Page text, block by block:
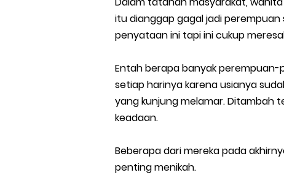
itu dianggap gagal jadi
penyataan ini tapi ini cukup
Entah berapa banyak
setiap harinya karena usianya
yang kunjung melamar. Ditambah
keadaan.
Beberapa dari mereka pada
penting menikah.